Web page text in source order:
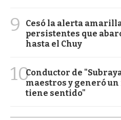
9
Cesó la alerta
persistentes que
hasta el Chuy
10Conductor de
maestros y generó un
tiene sentido"